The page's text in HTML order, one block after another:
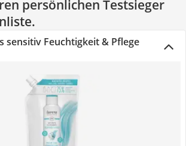
persönlichen Testsieger
sensitiv Feuchtigkeit & Pflege